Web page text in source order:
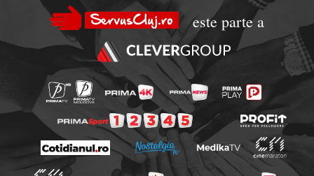
este parte a